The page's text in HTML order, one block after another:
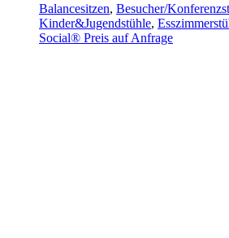
Balancesitzen, Besucher/
Kinder&Jugendstühle,
Social® Preis auf Anfrage